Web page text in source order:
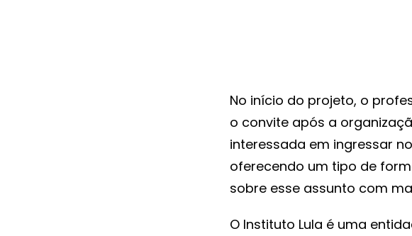
No início do projeto, o
o convite após a
interessada em ingressar
oferecendo um tipo de
sobre esse assunto com
O Instituto Lula é uma